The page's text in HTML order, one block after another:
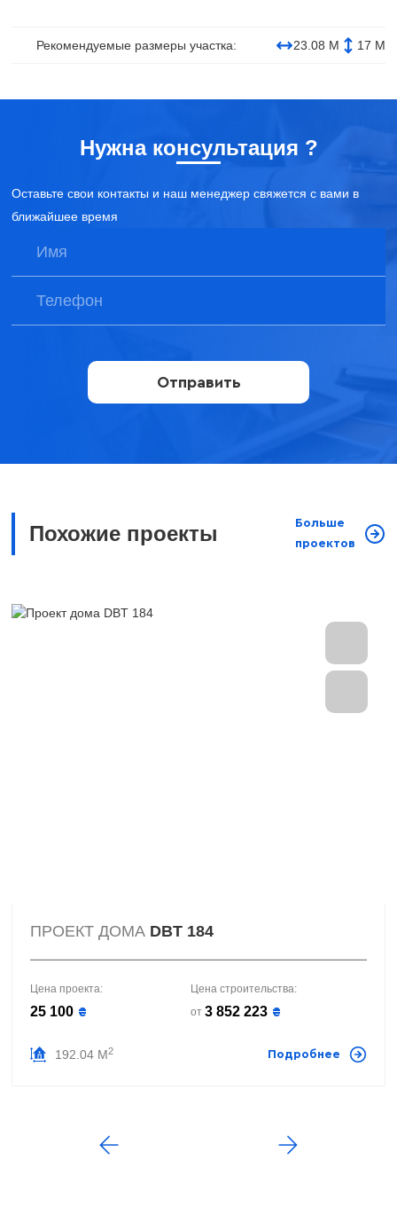
Рекомендуемые размеры участка: 23.08 М 17 М
Нужна консультация ?
Оставьте свои контакты и наш менеджер свяжется с вами в
ближайшее время
Отправить
Похожие проекты
Больше
проектов
ПРОЕКТ ДОМА DBT 184
Цена проекта:
25 100 ₴
Цена строительства:
от 3 852 223 ₴
192.04 М2 Подробнее